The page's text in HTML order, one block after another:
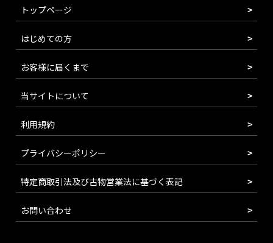
トップページ
はじめての方
お客様に届くまで
当サイトについて
利用規約
プライバシーポリシー
特定商取引法及び古物営業法に基づく表記
お問い合わせ